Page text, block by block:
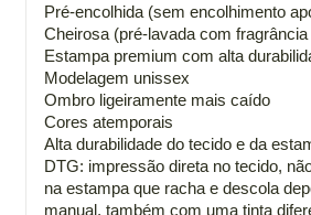
Pré-encolhida (sem encolhimento
Cheirosa (pré-lavada com
Estampa premium com alta
Modelagem unissex
Ombro ligeiramente mais caído
Cores atemporais
Alta durabilidade do tecido e da
DTG: impressão direta no tecido,
na estampa que racha e descola
manual, também com uma tinta